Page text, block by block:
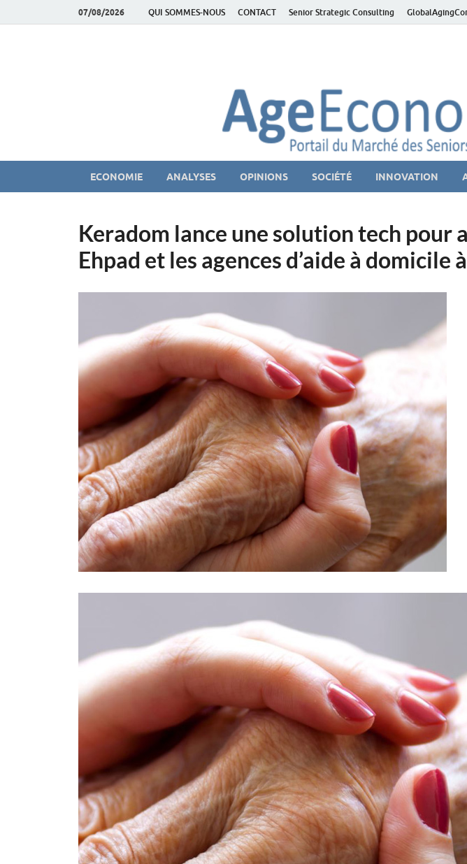
07/08/2026 QUI SOMMES-NOUS CONTACT Senior Strategic Consulting
ECONOMIE ANALYSES OPINIONS SOCIÉTÉ INNOVATION
Keradom lance une solution tech pour
Ehpad et les agences d’aide à domicile